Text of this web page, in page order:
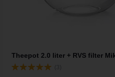
Theepot 2.0 liter + RVS filter